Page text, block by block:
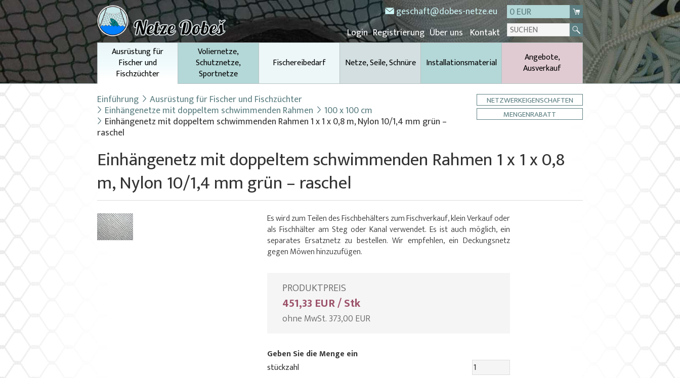
geschaft@dobes-netze.eu
0 EUR
Login Registrierung Über uns Kontakt
Ausrüstung für
Fischer und
Fischzüchter
Voliernetze,
Schutznetze,
Sportnetze
Fischereibedarf Netze, Seile, Schnüre Installationsmaterial
Angebote,
Ausverkauf
Einführung Ausrüstung für Fischer und Fischzüchter
Einhängenetze mit doppeltem schwimmenden Rahmen 100 x 100 cm
Einhängenetz mit doppeltem schwimmenden Rahmen 1 x 1 x 0,8 m, Nylon 10/1,4 mm grün –
raschel
NETZWERKEIGENSCHAFTEN
MENGENRABATT
Einhängenetz mit doppeltem schwimmenden Rahmen 1 x 1 x 0,8
m, Nylon 10/1,4 mm grün – raschel
Es wird zum Teilen des Fischbehälters zum Fischverkauf, klein Verkauf oder
als Fischhälter am Steg oder Kanal verwendet. Es ist auch möglich, ein
separates Ersatznetz zu bestellen. Wir empfehlen, ein Deckungsnetz
gegen Möwen hinzuzufügen.
PRODUKTPREIS
451,33 EUR / Stk
ohne MwSt. 373,00 EUR
Geben Sie die Menge ein
stückzahl